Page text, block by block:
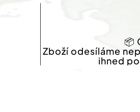
📦
Zboží odesíláme
ihned